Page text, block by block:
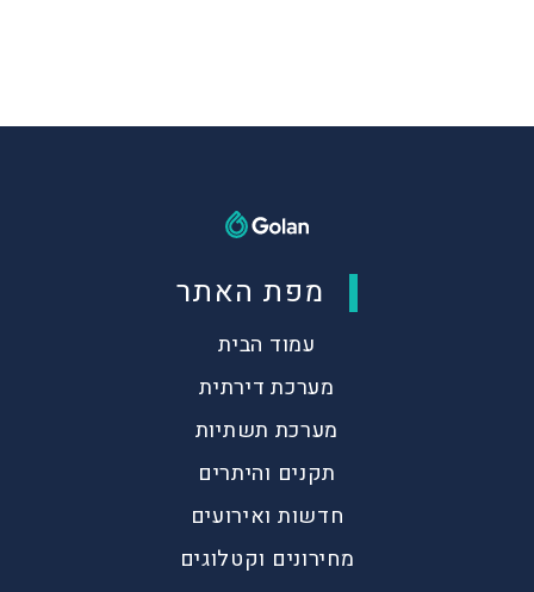
מפת האתר
עמוד הבית
מערכת דירתית
מערכת תשתיות
תקנים והיתרים
חדשות ואירועים
מחירונים וקטלוגים